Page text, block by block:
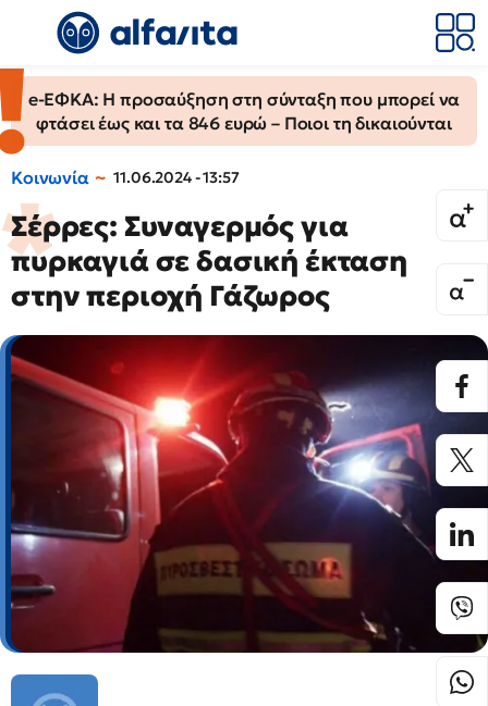
e-ΕΦΚΑ: Η προσαύξηση στη σύνταξη που μπορεί να
φτάσει έως και τα 846 ευρώ – Ποιοι τη δικαιούνται
Κοινωνία 11.06.2024 - 13:57
Σέρρες: Συναγερμός για
πυρκαγιά σε δασική έκταση
στην περιοχή Γάζωρος